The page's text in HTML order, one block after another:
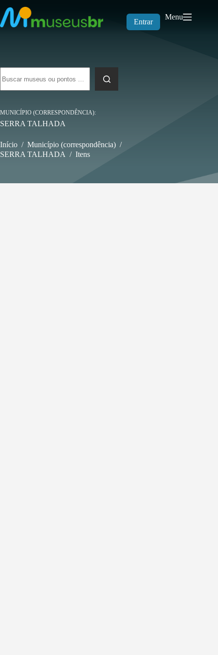
para
o
conteúdo
Entrar
Menu
resultados
MUNICÍPIO (CORRESPONDÊNCIA)
SERRA TALHADA
Início / Município (correspondência) /
SERRA TALHADA / Itens